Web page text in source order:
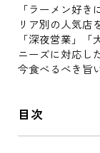
「ラーメン好
リア別の人気店
「深夜営業」
ニーズに対応し
今食べるべき旨
目次